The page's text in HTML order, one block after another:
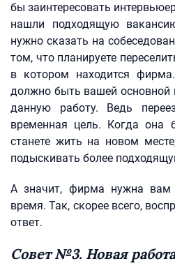
бы заинтересовать
нашли подходящую
нужно сказать на
том, что планируете
в котором находится
должно быть вашей основной
данную работу. Ведь
временная цель. Когда она
станете жить на новом
подыскивать более
А значит, фирма нужна вам
время. Так, скорее всего,
ответ.
Совет №3. Новая работа